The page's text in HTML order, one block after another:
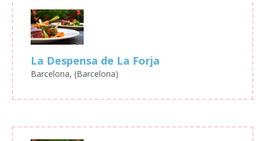
La Despensa de La Forja
Barcelona, (Barcelona)